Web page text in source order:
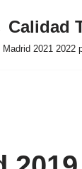
Calidad
2021